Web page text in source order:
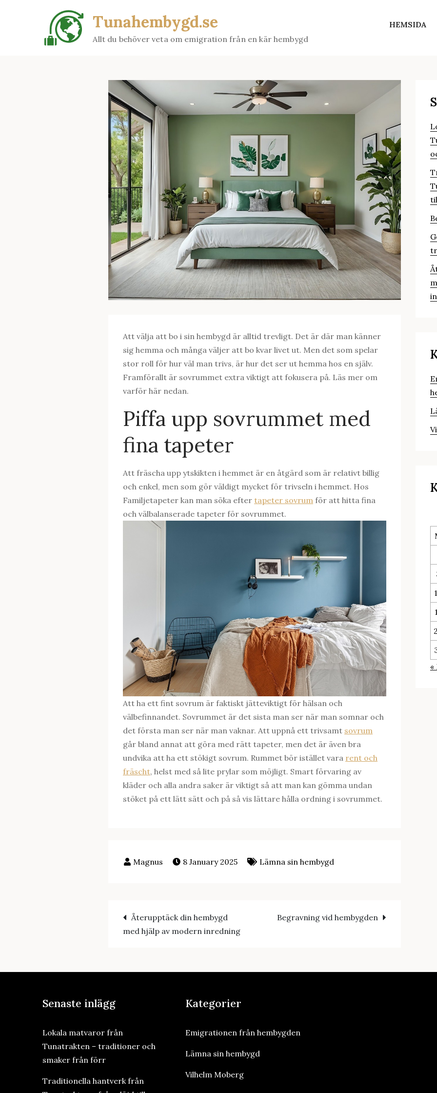
Tunahembygd.se
Allt du behöver veta om emigration från en kär hembygd
HEMSIDA
Att välja att bo i sin hembygd är alltid trevligt. Det är där man känner
sig hemma och många väljer att bo kvar livet ut. Men det som spelar
stor roll för hur väl man trivs, är hur det ser ut hemma hos en själv.
Framförallt är sovrummet extra viktigt att fokusera på. Läs mer om
varför här nedan.
Piffa upp sovrummet med
fina tapeter
Att fräscha upp ytskikten i hemmet är en åtgärd som är relativt billig
och enkel, men som gör väldigt mycket för trivseln i hemmet. Hos
Familjetapeter kan man söka efter tapeter sovrum för att hitta fina
och välbalanserade tapeter för sovrummet.
Att ha ett fint sovrum är faktiskt jätteviktigt för hälsan och
välbefinnandet. Sovrummet är det sista man ser när man somnar och
det första man ser när man vaknar. Att uppnå ett trivsamt sovrum
går bland annat att göra med rätt tapeter, men det är även bra
undvika att ha ett stökigt sovrum. Rummet bör istället vara rent och
fräscht, helst med så lite prylar som möjligt. Smart förvaring av
kläder och alla andra saker är viktigt så att man kan gömma undan
stöket på ett lätt sätt och på så vis lättare hålla ordning i sovrummet.
8 January 2025 Lämna sin hembygd
Post
Återupptäck din hembygd
med hjälp av modern inredning
Begravning vid hembygden
«
Senaste inlägg
Lokala matvaror från
Tunatrakten – traditioner och
smaker från förr
Traditionella hantverk från
Kategorier
Emigrationen från hembygden
Lämna sin hembygd
Vilhelm Moberg